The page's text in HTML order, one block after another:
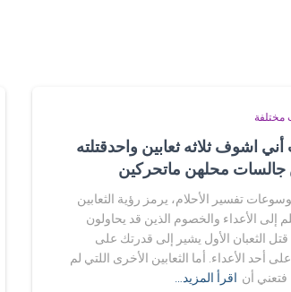
مختلفة
اشوف ثلاثه ثعابين واحدقتلته
جالسات محلهن ماتحركين
تفسير الأحلام، يرمز رؤية الثعابين
إلى الأعداء والخصوم الذين قد يحاولون
قتل الثعبان الأول يشير إلى قدرتك على
أحد الأعداء. أما الثعابين الأخرى اللتي لم
أن اقرأ المزيد…